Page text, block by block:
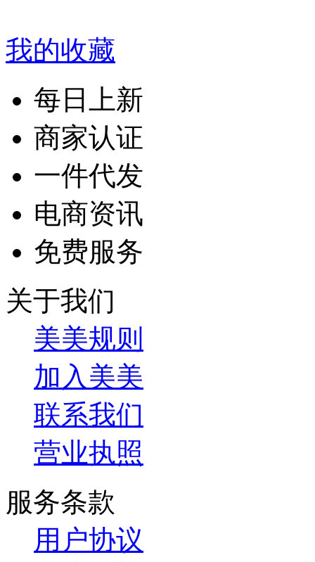
我的收藏
每日上新
商家认证
一件代发
电商资讯
免费服务
关于我们
美美规则
加入美美
联系我们
营业执照
服务条款
用户协议